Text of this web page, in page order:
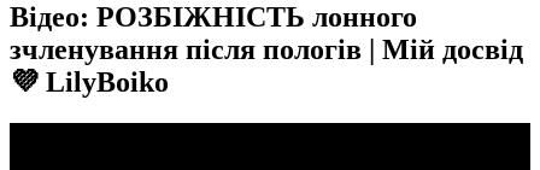
Відео: РОЗБІЖНІСТЬ лонного
зчленування після пологів | Мій досвід
💜 LilyBoiko